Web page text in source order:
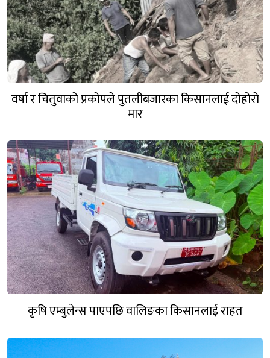
वर्षा र चितुवाको प्रकोपले पुतलीबजारका किसानलाई दोहोरो
मार
कृषि एम्बुलेन्स पाएपछि वालिङका किसानलाई राहत